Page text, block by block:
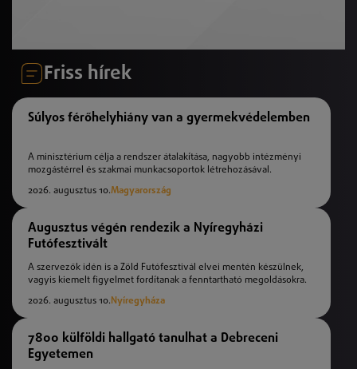
Friss hírek
Súlyos férőhelyhiány van a gyermekvédelemben
A minisztérium célja a rendszer átalakítása, nagyobb intézményi
mozgástérrel és szakmai munkacsoportok létrehozásával.
2026. augusztus 10.Magyarország
Augusztus végén rendezik a Nyíregyházi
Futófesztivált
A szervezők idén is a Zöld Futófesztivál elvei mentén készülnek,
vagyis kiemelt figyelmet fordítanak a fenntartható megoldásokra.
2026. augusztus 10. Nyíregyháza
7800 külföldi hallgató tanulhat a Debreceni
Egyetemen